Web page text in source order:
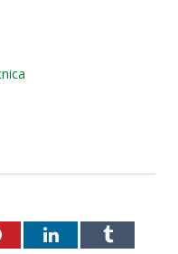
PinterestLinkedInTumblr